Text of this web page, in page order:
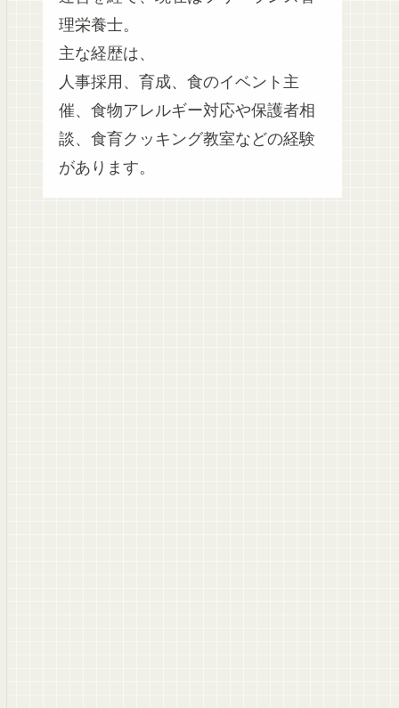
理栄養士。
主な経歴は、
人事採用、育成、食のイベント主
催、食物アレルギー対応や保護者相
談、食育クッキング教室などの経験
があります。